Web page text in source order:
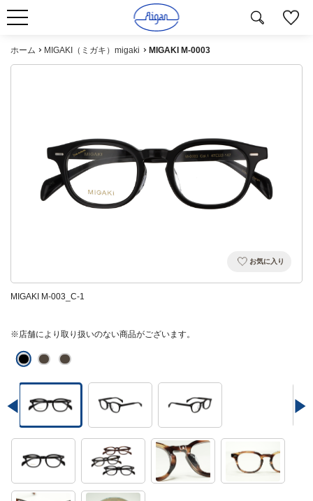
ホーム MIGAKI（ミガキ）migaki MIGAKI M-0003
お気に入り
MIGAKI M-003_C-1
※店舗により取り扱いのない商品がございます。